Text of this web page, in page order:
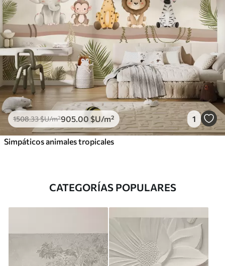
1508.33$U/m²905 .00 $U/m² 1
Simpáticos animales tropicales
CATEGORÍAS POPULARES